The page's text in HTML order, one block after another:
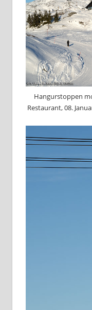
Hangurstoppen
Restaurant, 08.